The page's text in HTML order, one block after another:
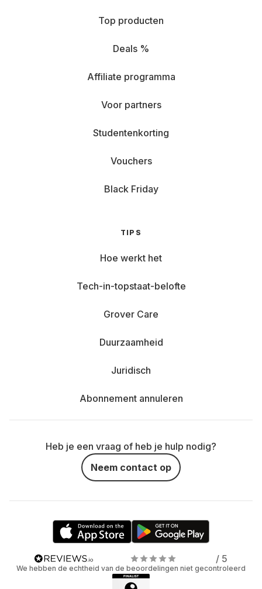
Top producten
Deals %
Affiliate programma
Voor partners
Studentenkorting
Vouchers
Black Friday
TIPS
Hoe werkt het
Tech-in-topstaat-belofte
Grover Care
Duurzaamheid
Juridisch
Abonnement annuleren
Heb je een vraag of heb je hulp nodig?
Neem contact op
/ 5
We hebben de echtheid van de beoordelingen niet gecontroleerd